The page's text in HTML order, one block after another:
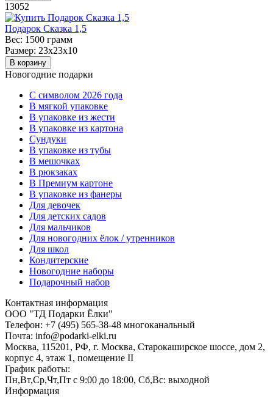
13052
Подарок Сказка 1,5
Вес: 1500 грамм
Размер: 23х23х10
В корзину
Новогодние подарки
C символом 2026 года
В мягкой упаковке
В упаковке из жести
В упаковке из картона
Сундуки
В упаковке из тубы
В мешочках
В рюкзаках
В Премиум картоне
В упаковке из фанеры
Для девочек
Для детских садов
Для мальчиков
Для новогодних ёлок / утренников
Для школ
Кондитерские
Новогодние наборы
Подарочный набор
Контактная информация
ООО "ТД Подарки Ёлки"
Телефон: +7 (495) 565-38-48 многоканальный
Почта: info@podarki-elki.ru
Москва, 115201, РФ, г. Москва, Старокаширское шоссе, дом 2,
корпус 4, этаж 1, помещение II
График работы:
Пн,Вт,Ср,Чт,Пт с 9:00 до 18:00, Сб,Вс: выходной
Информация